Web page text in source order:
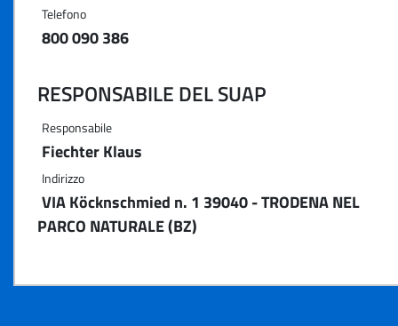
Telefono
800 090 386
RESPONSABILE DEL SUAP
Responsabile
Fiechter Klaus
Indirizzo
VIA Köcknschmied n. 1 39040 - TRODENA NEL
PARCO NATURALE (BZ)